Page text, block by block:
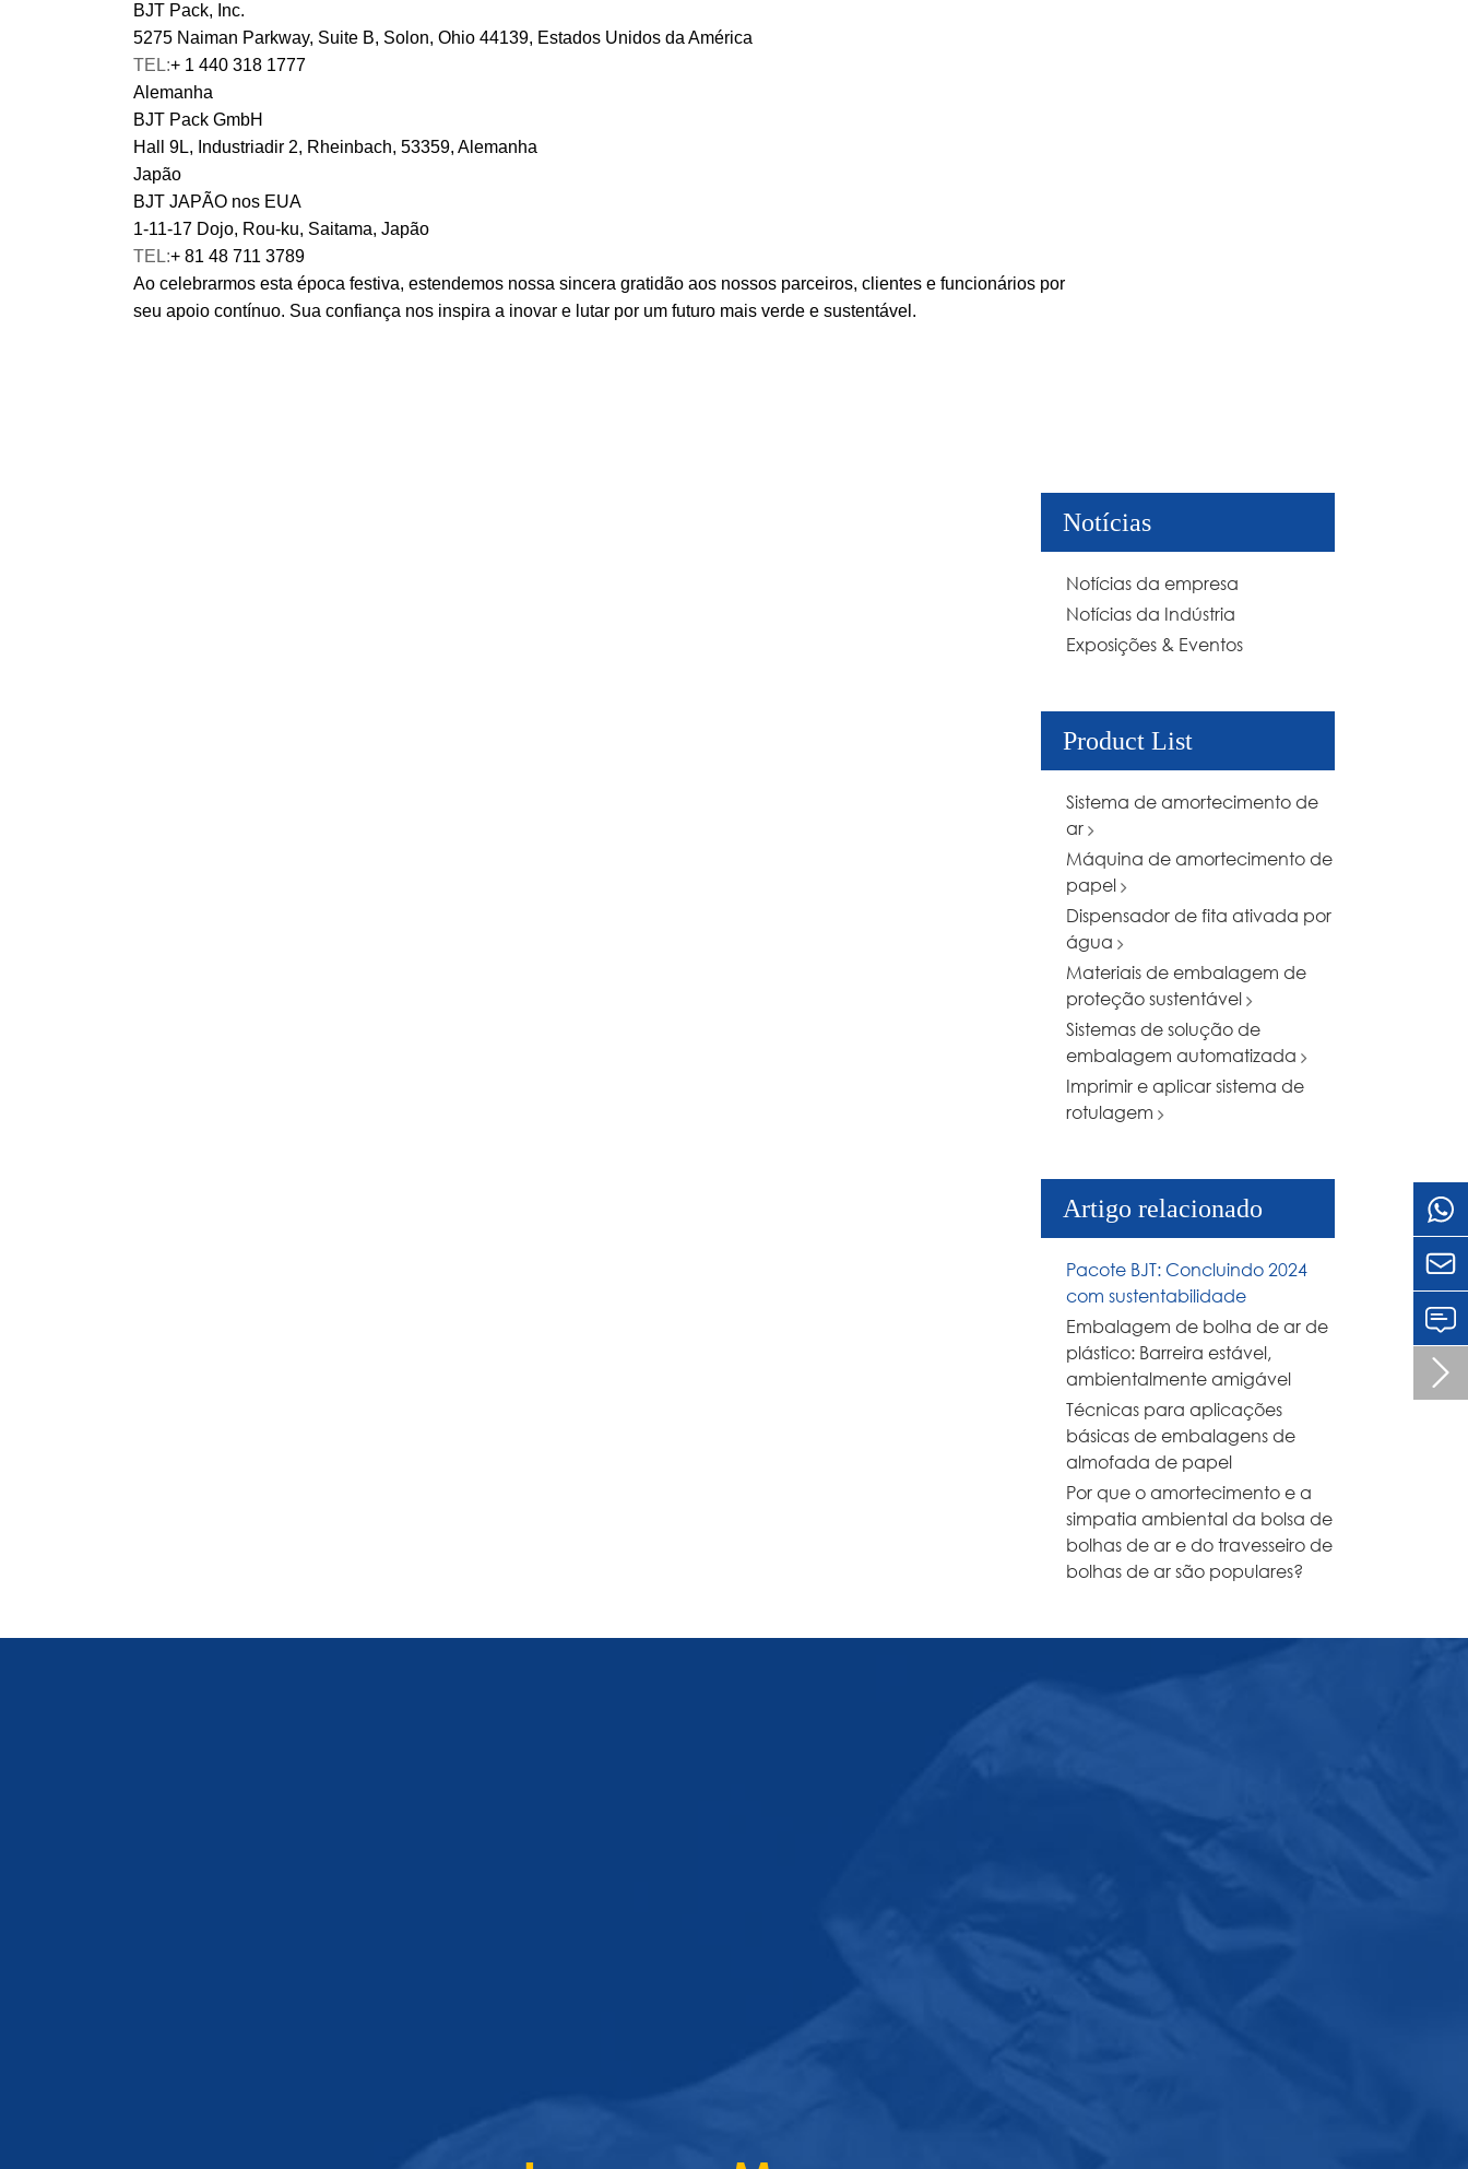
BJT Pack, Inc.
5275 Naiman Parkway, Suite B, Solon, Ohio 44139, Estados Unidos da América
TEL:+ 1 440 318 1777
Alemanha
BJT Pack GmbH
Hall 9L, Industriadir 2, Rheinbach, 53359, Alemanha
Japão
BJT JAPÃO nos EUA
1-11-17 Dojo, Rou-ku, Saitama, Japão
TEL:+ 81 48 711 3789
Ao celebrarmos esta época festiva, estendemos nossa sincera gratidão aos nossos parceiros, clientes e funcionários por
seu apoio contínuo. Sua confiança nos inspira a inovar e lutar por um futuro mais verde e sustentável.
Notícias
Notícias da empresa
Notícias da Indústria
Exposições & Eventos
Product List
Sistema de amortecimento de
ar
Máquina de amortecimento de
papel
Dispensador de fita ativada por
água
Materiais de embalagem de
proteção sustentável
Sistemas de solução de
embalagem automatizada
Imprimir e aplicar sistema de
rotulagem
Artigo relacionado
Pacote BJT: Concluindo 2024
com sustentabilidade
Embalagem de bolha de ar de
plástico: Barreira estável,
ambientalmente amigável
Técnicas para aplicações
básicas de embalagens de
almofada de papel
Por que o amortecimento e a
simpatia ambiental da bolsa de
bolhas de ar e do travesseiro de
bolhas de ar são populares?

